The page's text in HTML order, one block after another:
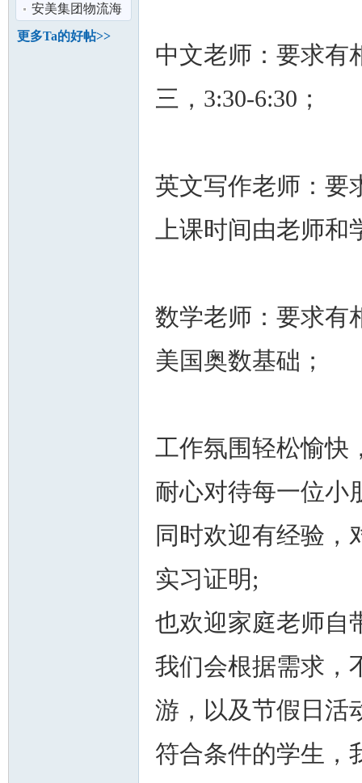
短租
安美集团物流海
外仓 -
Anmeigroup
更多Ta的好帖>>
中文老师：要求有
三，3:30-6:30；
英文写作老师：要
上课时间由老师和
数学老师：要求有
美国奥数基础；
工作氛围轻松愉快
耐心对待每一位小
同时欢迎有经验，
实习证明;
也欢迎家庭老师自
我们会根据需求，
游，以及节假日活
符合条件的学生，